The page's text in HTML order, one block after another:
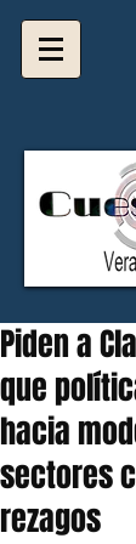
Piden a
que
hacia
sectores
rezagos